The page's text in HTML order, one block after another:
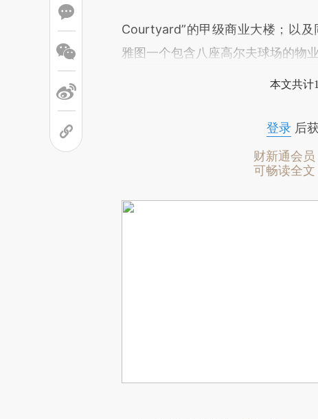
Courtyard”的甲级商业大楼；以
雅图一个包含八座高尔夫球场的物业
本文共计
登录后
财新通会员
可畅读全文